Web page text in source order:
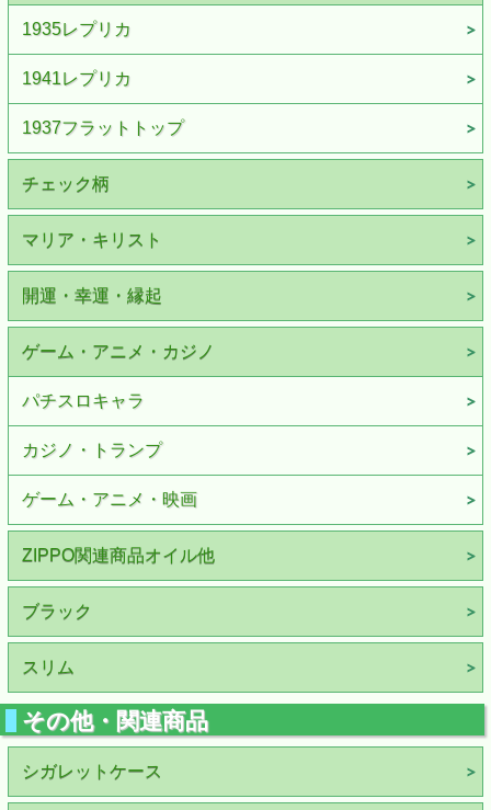
1935レプリカ
1941レプリカ
1937フラットトップ
チェック柄
マリア・キリスト
開運・幸運・縁起
ゲーム・アニメ・カジノ
パチスロキャラ
カジノ・トランプ
ゲーム・アニメ・映画
ZIPPO関連商品オイル他
ブラック
スリム
その他・関連商品
シガレットケース